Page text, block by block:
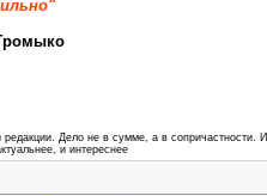
редакции. Дело не в сумме, а в сопричастности. И
и интереснее